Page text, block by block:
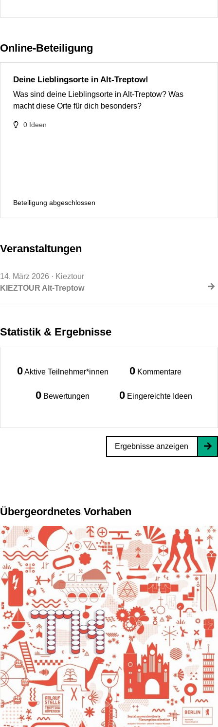
Online-Beteiligung
Deine Lieblingsorte in Alt-Treptow!
Was sind deine Lieblingsorte in Alt-Treptow? Was
macht diese Orte für dich besonders?
0 Ideen
Beteiligung abgeschlossen
Veranstaltungen
14. März 2026 · Kieztour
KIEZTOUR Alt-Treptow
Statistik & Ergebnisse
0 Aktive Teilnehmer*innen 0 Kommentare
0 Bewertungen 0 Eingereichte Ideen
Ergebnisse anzeigen
Übergeordnetes Vorhaben